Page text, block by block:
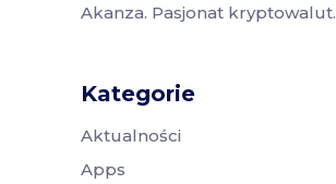
Akanza. Pasjonat kryptowalut.
Kategorie
Aktualności
Apps